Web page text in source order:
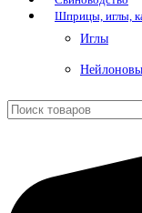
Шприцы, иглы,
Иглы